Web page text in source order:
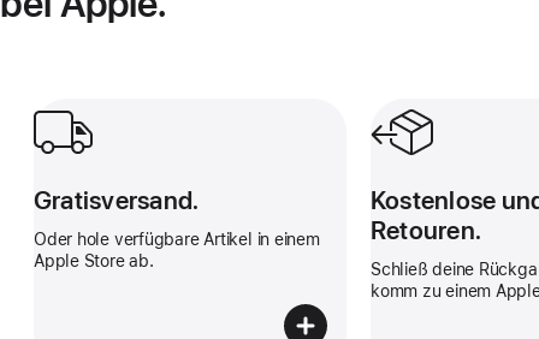
Gratisversand.
Oder hole verfügbare Artikel in einem
Apple Store ab.
Gratisversand.
Kostenlose
Retouren.
Schließ deine
komm zu einem
Kostenlose und